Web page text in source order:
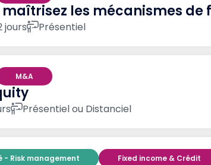
maîtrisez les mécanismes
jours Présentiel
M&A
Présentiel ou Distanciel
- Risk management Fixed income & Crédit